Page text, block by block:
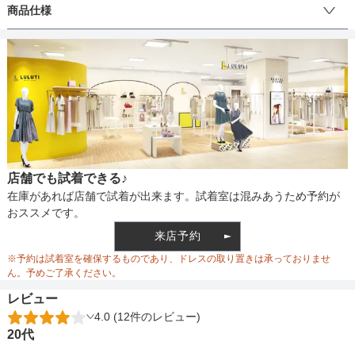
華やかなラメとVメタルが目を引くクラッチバッグです。
商品仕様
丈
生地の厚さ
裏地
ウエスト調整
備考
店舗でも試着できる♪
在庫があれば店舗で試着が出来ます。試着室は混みあうため予約が
おススメです。
来店予約
※予約は試着室を確保するものであり、ドレスの取り置きは承っておりませ
ん。予めご了承ください。
レビュー
4.0 (12件のレビュー)
20代